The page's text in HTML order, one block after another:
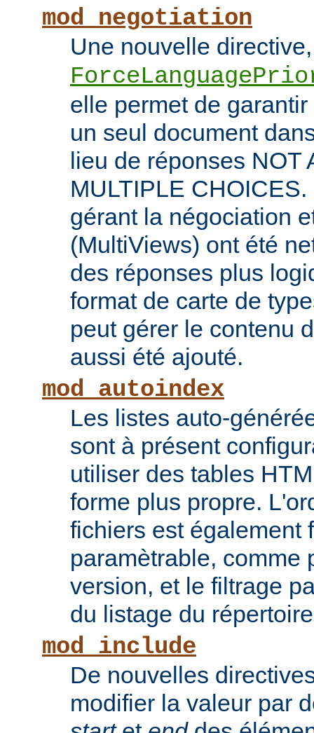
mod_negotiation
Une nouvelle directive,
elle permet de
un seul document
lieu de réponses NOT
MULTIPLE
gérant la négociation
(MultiViews) ont été
des réponses plus
format de carte de
peut gérer le contenu
aussi été ajouté.
mod_autoindex
Les listes auto-
sont à présent
utiliser des tables
forme plus propre.
fichiers est également
paramètrable, comme
version, et le filtrage
du listage du
mod_include
De nouvelles
modifier la valeur par